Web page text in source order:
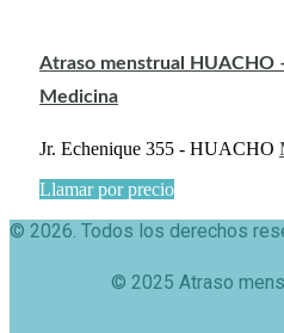
Atraso menstrual HUACHO
Medicina
Jr. Echenique 355 - HUACHO
Llamar por precio
© 2026. Todos los derechos
© 2025 Atraso